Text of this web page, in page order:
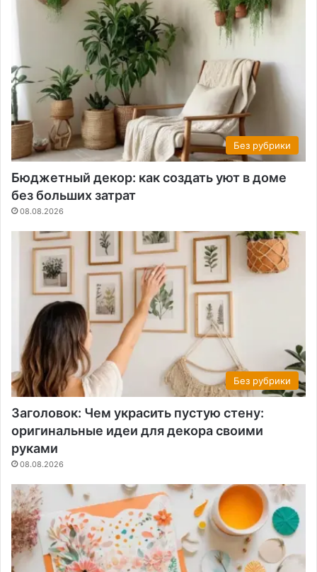
Без рубрики
Бюджетный декор: как создать уют в доме
без больших затрат
08.08.2026
Без рубрики
Заголовок: Чем украсить пустую стену:
оригинальные идеи для декора своими
руками
08.08.2026